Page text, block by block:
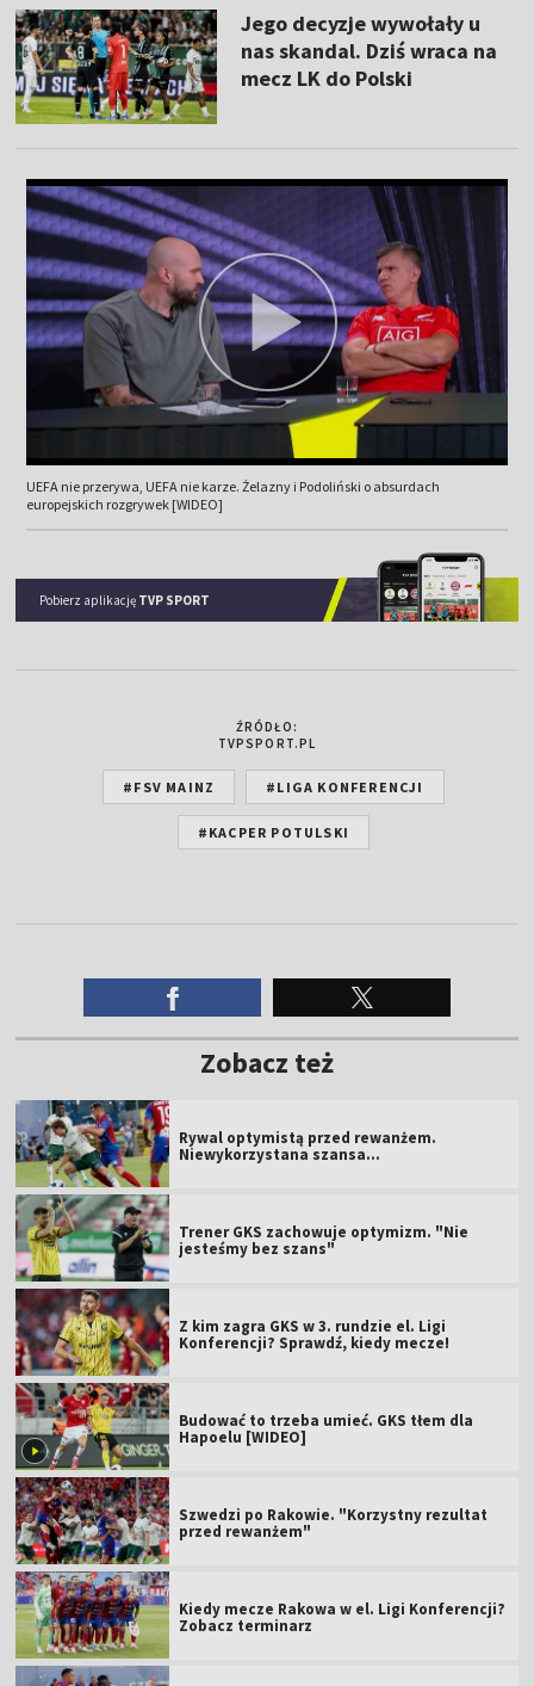
Jego decyzje wywołały u
nas skandal. Dziś wraca na
mecz LK do Polski
UEFA nie przerywa, UEFA nie karze. Żelazny i Podoliński o absurdach
europejskich rozgrywek [WIDEO]
Pobierz aplikację TVP SPORT
ŹRÓDŁO:
TVPSPORT.PL
#FSV MAINZ #LIGA KONFERENCJI
#KACPER POTULSKI
Zobacz też
Rywal optymistą przed rewanżem.
Niewykorzystana szansa...
Trener GKS zachowuje optymizm. "Nie
jesteśmy bez szans"
Z kim zagra GKS w 3. rundzie el. Ligi
Konferencji? Sprawdź, kiedy mecze!
Budować to trzeba umieć. GKS tłem dla
Hapoelu [WIDEO]
Szwedzi po Rakowie. "Korzystny rezultat
przed rewanżem"
Kiedy mecze Rakowa w el. Ligi Konferencji?
Zobacz terminarz